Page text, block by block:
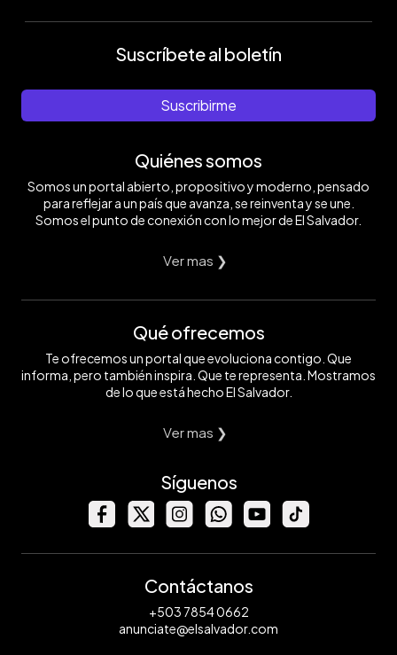
Suscríbete al boletín
Suscribirme
Quiénes somos
Somos un portal abierto, propositivo y moderno, pensado
para reflejar a un país que avanza, se reinventa y se une.
Somos el punto de conexión con lo mejor de El Salvador.
Ver mas ❯
Qué ofrecemos
Te ofrecemos un portal que evoluciona contigo. Que
informa, pero también inspira. Que te representa. Mostramos
de lo que está hecho El Salvador.
Ver mas ❯
Síguenos
Contáctanos
+503 7854 0662
anunciate@elsalvador.com